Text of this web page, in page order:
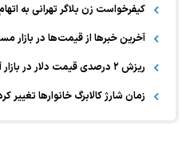
کیفرخواست زن بلاگر تهرانی به
آخرین خبر‌ها از قیمت‌ها در بازار
ریزش ۲ درصدی قیمت دلار در بازار آزاد مشهد+ علت
زمان شارژ کالابرگ خانوارها تغییر